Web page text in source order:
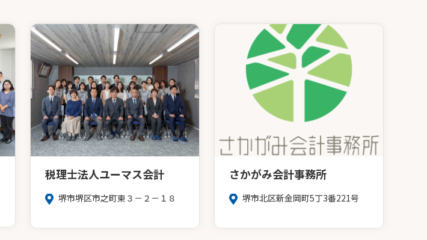
税理士法人ユーマス会計
堺市堺区市之町東３－２－１８
さかがみ会計事務所
堺市北区新金岡町5丁3番221号